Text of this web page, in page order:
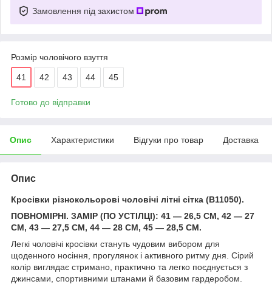
Замовлення під захистом
Розмір чоловічого взуття
41 42 43 44 45
Готово до відправки
Опис Характеристики Відгуки про товар Доставка
Опис
Кросівки різнокольорові чоловічі літні сітка (B11050).
ПОВНОМІРНІ. ЗАМІР (ПО УСТІЛЦІ): 41 — 26,5 СМ, 42 — 27
СМ, 43 — 27,5 СМ, 44 — 28 СМ, 45 — 28,5 СМ.
Легкі чоловічі кросівки стануть чудовим вибором для
щоденного носіння, прогулянок і активного ритму дня. Сірий
колір виглядає стримано, практично та легко поєднується з
джинсами, спортивними штанами й базовим гардеробом.